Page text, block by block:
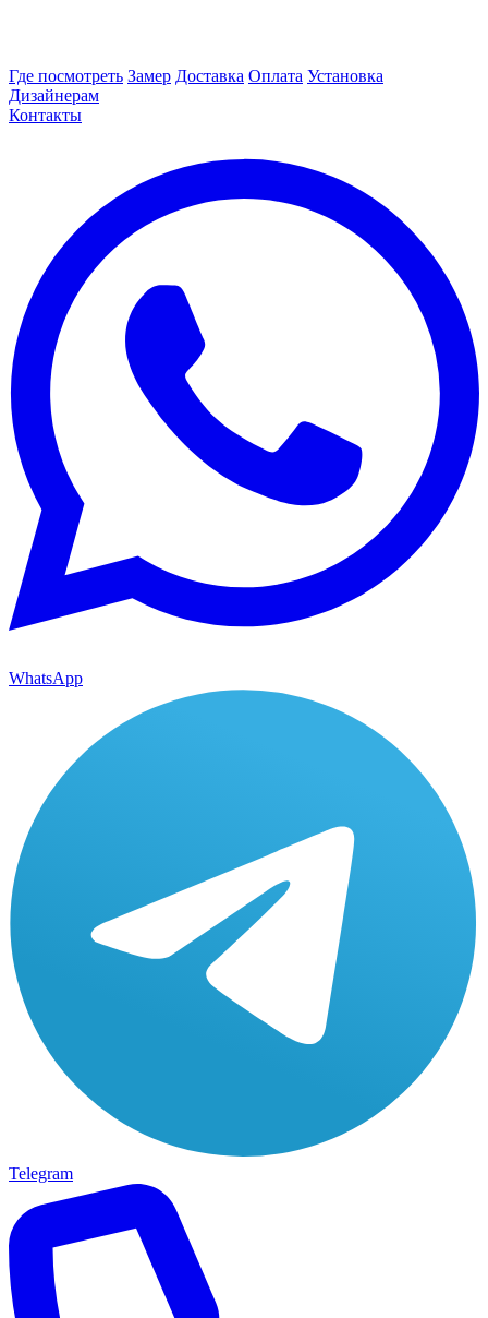
Где посмотреть Замер Доставка Оплата Установка
Дизайнерам
Контакты
WhatsApp
Telegram